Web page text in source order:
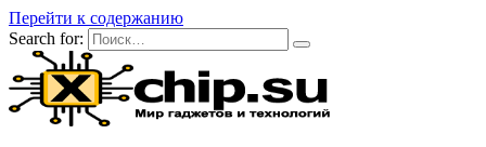
Перейти к содержанию
Search for: